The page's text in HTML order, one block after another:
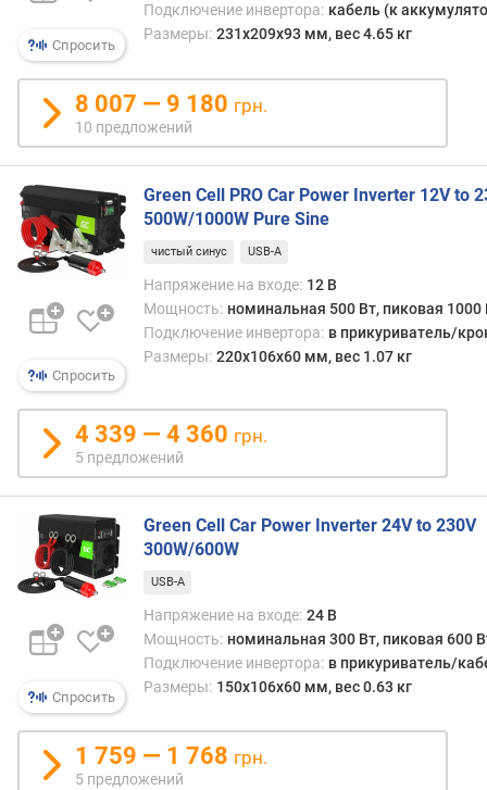
а
т
е
д
о
б
в
л
е
н
я
о
к
о
л
и
ч
е
с
т
в
п
р
д
ж
Спросить
Подключение инвертора: кабель (к
Размеры: 231x209x93 мм, вес 4.65 кг
8 007 — 9 180 грн.
10 предложений
Спросить
Green Cell PRO Car Power Inverter 12V to
500W/1000W Pure Sine
чистый синус USB-A
Напряжение на входе: 12 В
Мощность: номинальная 500 Вт, пиковая 1000
Подключение инвертора: в прикуриватель/
Размеры: 220x106x60 мм, вес 1.07 кг
4 339 — 4 360 грн.
5 предложений
Спросить
Green Cell Car Power Inverter 24V to 230V
300W/600W
USB-A
Напряжение на входе: 24 В
Мощность: номинальная 300 Вт, пиковая 600
Подключение инвертора: в прикуриватель/
Размеры: 150x106x60 мм, вес 0.63 кг
1 759 — 1 768 грн.
5 предложений